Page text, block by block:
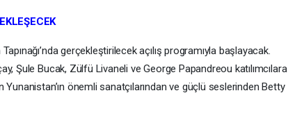
gerçekleştirilecek açılış programıyla başlayacak.
Şule Bucak, Zülfü Livaneli ve George Papandreou katılımcılara
Yunanistan’ın önemli sanatçılarından ve güçlü seslerinden Betty